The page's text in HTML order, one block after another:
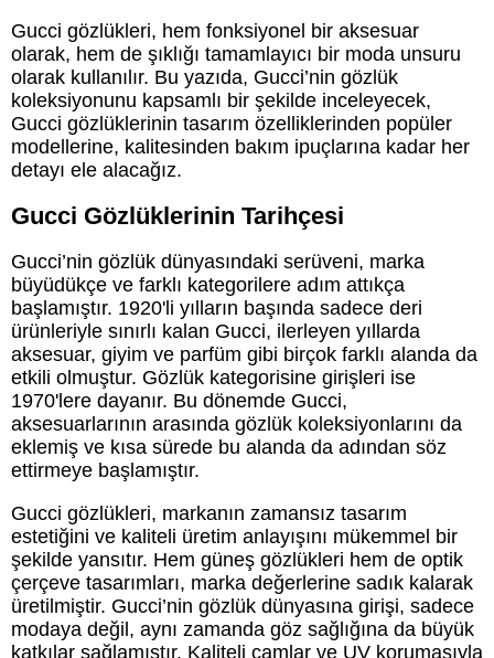
Gucci gözlükleri, hem fonksiyonel bir aksesuar
olarak, hem de şıklığı tamamlayıcı bir moda unsuru
olarak kullanılır. Bu yazıda, Gucci’nin gözlük
koleksiyonunu kapsamlı bir şekilde inceleyecek,
Gucci gözlüklerinin tasarım özelliklerinden popüler
modellerine, kalitesinden bakım ipuçlarına kadar her
detayı ele alacağız.
Gucci Gözlüklerinin Tarihçesi
Gucci’nin gözlük dünyasındaki serüveni, marka
büyüdükçe ve farklı kategorilere adım attıkça
başlamıştır. 1920'li yılların başında sadece deri
ürünleriyle sınırlı kalan Gucci, ilerleyen yıllarda
aksesuar, giyim ve parfüm gibi birçok farklı alanda da
etkili olmuştur. Gözlük kategorisine girişleri ise
1970'lere dayanır. Bu dönemde Gucci,
aksesuarlarının arasında gözlük koleksiyonlarını da
eklemiş ve kısa sürede bu alanda da adından söz
ettirmeye başlamıştır.
Gucci gözlükleri, markanın zamansız tasarım
estetiğini ve kaliteli üretim anlayışını mükemmel bir
şekilde yansıtır. Hem güneş gözlükleri hem de optik
çerçeve tasarımları, marka değerlerine sadık kalarak
üretilmiştir. Gucci’nin gözlük dünyasına girişi, sadece
modaya değil, aynı zamanda göz sağlığına da büyük
katkılar sağlamıştır. Kaliteli camlar ve UV korumasıyla